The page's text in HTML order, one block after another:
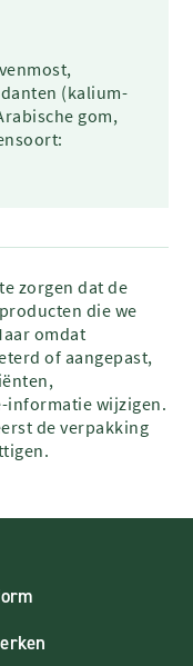
(kalium­
gom,
zorgen dat de
die we
omdat
of aangepast,
informatie wijzigen.
de verpakking